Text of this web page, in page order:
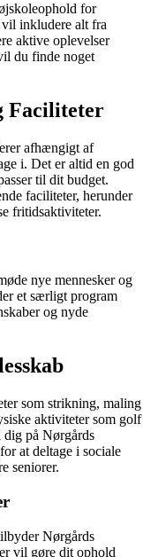
for
inkludere alt fra
aktive oplevelser
du finde noget
Faciliteter
afhængigt af
i. Det er altid en god
til dit budget.
faciliteter, herunder
fritidsaktiviteter.
nye mennesker og
et særligt program
og nyde
som strikning, maling
aktiviteter som golf
dig på Nørgårds
at deltage i sociale
seniorer.
Nørgårds
vil gøre dit ophold